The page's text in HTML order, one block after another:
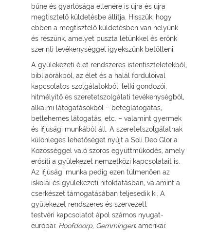
bűne és gyarlósága ellenére is újra és újra
megtisztelő küldetésbe állítja. Hisszük, hogy
ebben a megtisztelő küldetésben van helyünk
és részünk, amelyet puszta létünkkel és erőnk
szerinti tevékenységgel igyekszünk betölteni.
A gyülekezeti élet rendszeres istentiszteletekből,
bibliaórákból, az élet és a halál fordulóival
kapcsolatos szolgálatokból, lelki gondozói,
hitmélyítő és szeretetszolgálati tevékenységből,
alkalmi látogatásokból – beteglátogatás,
betlehemes látogatás, etc. – valamint gyermek
és ifjúsági munkából áll. A szeretetszolgálatnak
különleges lehetőséget nyújt a Soli Deo Gloria
Közösséggel való szoros együttműködés, amely
erősíti a gyülekezet nemzetközi kapcsolatait is.
Az ifjúsági munka pedig ezen túlmenően az
iskolai és gyülekezeti hitoktatásban, valamint a
cserkészet támogatásában teljesedik ki. A
gyülekezet rendszeres és szervezett
testvéri kapcsolatot ápol számos nyugat-
európai: Hoofdoorp, Gemmingen; amerikai: